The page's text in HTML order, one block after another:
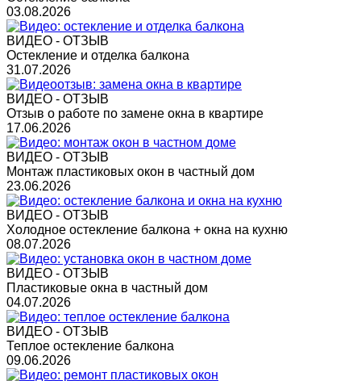
03.08.2026
ВИДЕО - ОТЗЫВ
Остекление и отделка балкона
31.07.2026
ВИДЕО - ОТЗЫВ
Отзыв о работе по замене окна в квартире
17.06.2026
ВИДЕО - ОТЗЫВ
Монтаж пластиковых окон в частный дом
23.06.2026
ВИДЕО - ОТЗЫВ
Холодное остекление балкона + окна на кухню
08.07.2026
ВИДЕО - ОТЗЫВ
Пластиковые окна в частный дом
04.07.2026
ВИДЕО - ОТЗЫВ
Теплое остекление балкона
09.06.2026